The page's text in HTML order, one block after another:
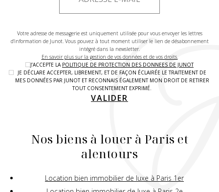
Votre adresse de messagerie est uniquement utilisée pour vous envoyer les lettres
d'information de Junot. Vous pouvez à tout moment utiliser le lien de désabonnement
intégré dans la newsletter.
En savoir plus sur la gestion de vos données et de vos droits.
J’ACCEPTE LA POLITIQUE DE PROTECTION DES DONNEES DE JUNOT
JE DÉCLARE ACCEPTER, LIBREMENT, ET DE FAÇON ÉCLAIRÉE LE TRAITEMENT DE
MES DONNÉES PAR JUNOT ET RECONNAIS ÉGALEMENT MON DROIT DE RETIRER
TOUT CONSENTEMENT EXPRIMÉ.
VALIDER
Nos biens à louer à Paris et
alentours
Location bien immobilier de luxe à Paris 1er